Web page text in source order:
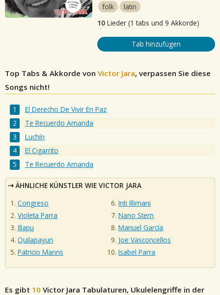
folk
latin
10 Lieder (1 tabs und 9 Akkorde)
Tab hinzufügen
Top Tabs & Akkorde von Victor Jara, verpassen Sie diese
Songs nicht!
El Derecho De Vivir En Paz
Te Recuerdo Amanda
Luchín
El Cigarrito
Te Recuerdo Amanda
ÄHNLICHE KÜNSTLER WIE VICTOR JARA
Congreso
Violeta Parra
Illapu
Quilapayun
Patricio Manns
Inti Illimani
Nano Stern
Manuel García
Joe Vasconcellos
Isabel Parra
Es gibt 10 Victor Jara Tabulaturen, Ukulelengriffe in der